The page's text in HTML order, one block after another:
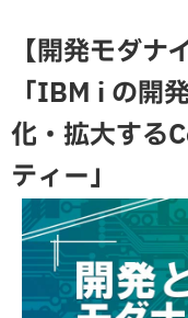
【開発モダ
「IBM i の開
化・拡大する
ティー」